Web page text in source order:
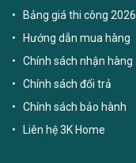
Bảng giá thi công 2026
Hướng dẫn mua hàng
Chính sách nhận hàng
Chính sách đổi trả
Chính sách bảo hành
Liên hệ 3K Home